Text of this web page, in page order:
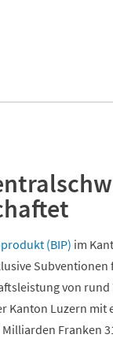
(BIP) im
von
Luzern mit
Franken